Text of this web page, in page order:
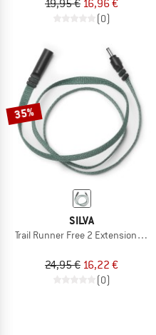
19,95 € 16,96 €
(0)
35%
SILVA
Trail Runner Free 2 Extension Cable
24,95 € 16,22 €
(0)